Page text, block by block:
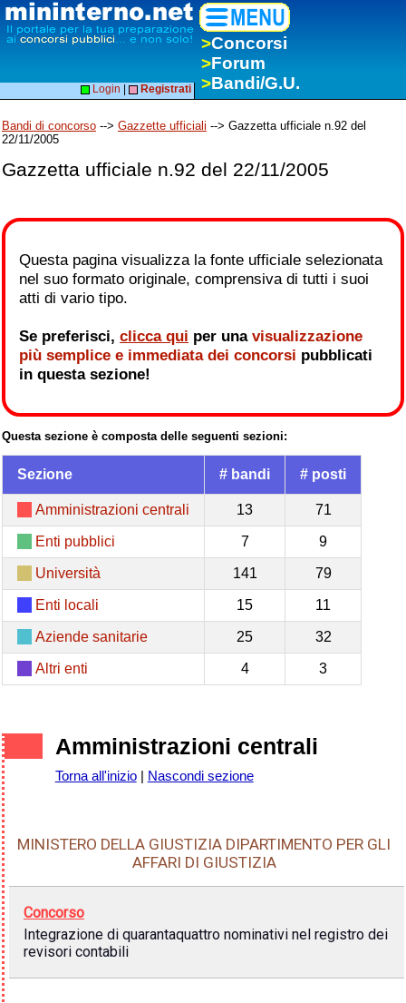
>Concorsi
>Forum
>Bandi/G.U.
Login Registrati
Bandi di concorso --> Gazzette ufficiali --> Gazzetta ufficiale n.92 del
22/11/2005
Gazzetta ufficiale n.92 del 22/11/2005
Questa pagina visualizza la fonte ufficiale selezionata
nel suo formato originale, comprensiva di tutti i suoi
atti di vario tipo.
Se preferisci, clicca qui per una visualizzazione
più semplice e immediata dei concorsi pubblicati
in questa sezione!
Questa sezione è composta delle seguenti sezioni:
Sezione # bandi # posti
Amministrazioni centrali 13 71
Enti pubblici 7 9
Università 141 79
Enti locali 15 11
Aziende sanitarie 25 32
Altri enti 4 3
Amministrazioni centrali
Torna all'inizio| Nascondi sezione
MINISTERO DELLA GIUSTIZIA DIPARTIMENTO PER GLI
AFFARI DI GIUSTIZIA
Concorso
Integrazione di quarantaquattro nominativi nel registro dei
revisori contabili